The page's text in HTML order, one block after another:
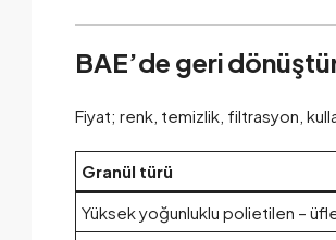
BAE’de geri
Fiyat; renk, temizlik, filtrasyon,
Granül türü
Yüksek yoğunluklu polietilen –